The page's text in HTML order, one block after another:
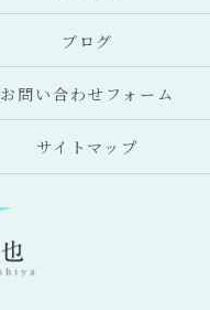
ブログ
お問い合わせフォーム
サイトマップ